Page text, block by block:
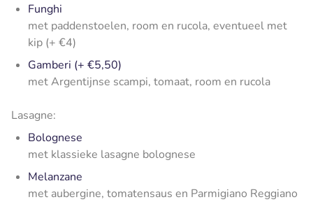
Funghi
met paddenstoelen, room en rucola, eventueel met
kip (+ €4)
Gamberi (+ €5,50)
met Argentijnse scampi, tomaat, room en rucola
Lasagne:
Bolognese
met klassieke lasagne bolognese
Melanzane
met aubergine, tomatensaus en Parmigiano Reggiano